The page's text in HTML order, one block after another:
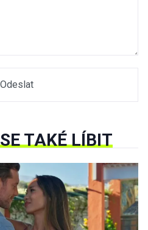
TAKÉ LÍBIT